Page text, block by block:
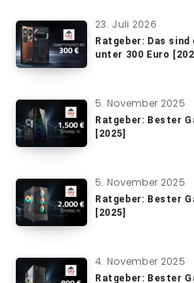
23. Juli 2026
Ratgeber: Das
unter 300 Euro
5. November 2025
Ratgeber: Bester
[2025]
5. November 2025
Ratgeber: Bester
[2025]
4. November 2025
Ratgeber: Bester